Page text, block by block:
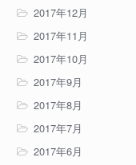
2017年12月
2017年11月
2017年10月
2017年9月
2017年8月
2017年7月
2017年6月